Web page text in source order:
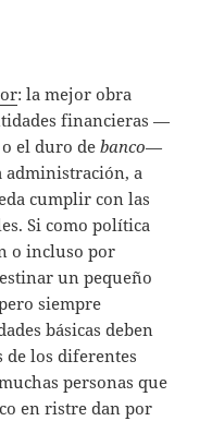
: la mejor obra
financieras —
o el duro debanco—
administración, a
cumplir con las
Si como política
o incluso por
un pequeño
siempre
básicas deben
de los diferentes
personas que
en ristre dan por